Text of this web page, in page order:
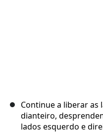
Continue a liberar
dianteiro,
lados esquerdo e